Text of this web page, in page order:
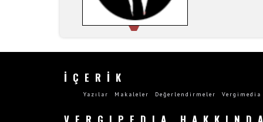
İÇERİK
Yazılar Makaleler Değerlendirmeler Vergimedia